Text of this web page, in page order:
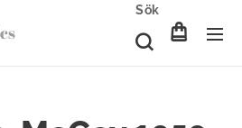
Sök